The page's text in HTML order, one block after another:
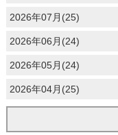
2026年07月(25)
2026年06月(24)
2026年05月(24)
2026年04月(25)